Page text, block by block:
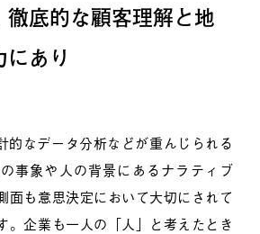
底的な顧客理解と地
あり
なデータ分析などが重んじられる
事象や人の背景にあるナラティブ
面も意思決定において大切にされて
。企業も一人の「人」と考えたとき